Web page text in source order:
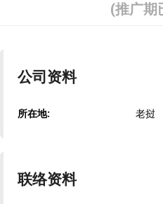
(推广期
公司资料
所在地: 老挝
联络资料